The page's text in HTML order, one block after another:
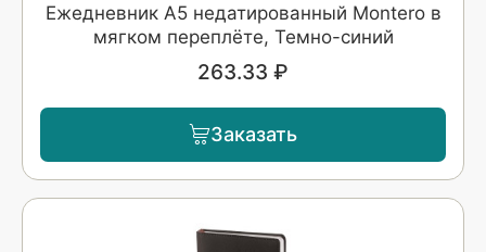
Ежедневник A5 недатированный Montero в
мягком переплёте, Темно-синий
263.33 ₽
Заказать